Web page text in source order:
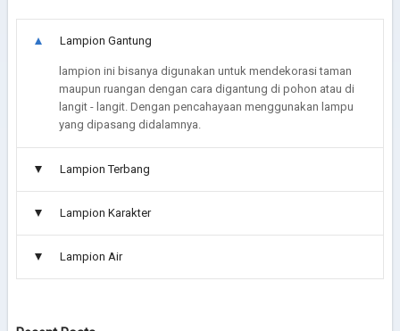
Lampion Gantung
lampion ini bisanya digunakan untuk mendekorasi taman
maupun ruangan dengan cara digantung di pohon atau di
langit - langit. Dengan pencahayaan menggunakan lampu
yang dipasang didalamnya.
Lampion Terbang
Lampion Karakter
Lampion Air